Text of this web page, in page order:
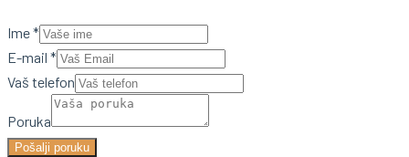
Ime*
E-mail *
Vaš telefon
Poruka
Pošalji poruku